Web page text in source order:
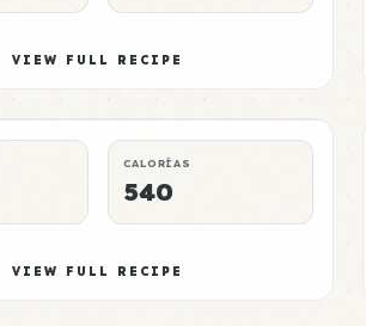
VIEW FULL RECIPE
5
CALORÍAS
540
VIEW FULL RECIPE